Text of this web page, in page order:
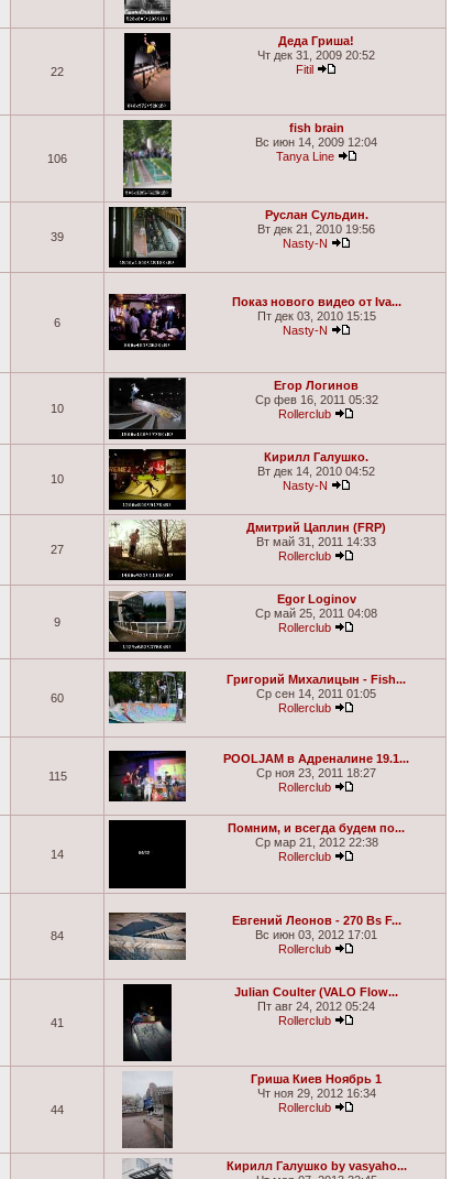
22
Деда Гриша!
Чт дек 31, 2009 20:52
Fitil
106
fish brain
Вс июн 14, 2009 12:04
Tanya Line
39
Руслан Сульдин.
Вт дек 21, 2010 19:56
Nasty-N
6
Показ нового видео от Iva...
Пт дек 03, 2010 15:15
Nasty-N
10
Егор Логинов
Ср фев 16, 2011 05:32
Rollerclub
10
Кирилл Галушко.
Вт дек 14, 2010 04:52
Nasty-N
27
Дмитрий Цаплин (FRP)
Вт май 31, 2011 14:33
Rollerclub
9
Egor Loginov
Ср май 25, 2011 04:08
Rollerclub
60
Григорий Михалицын - Fish...
Ср сен 14, 2011 01:05
Rollerclub
115
POOLJAM в Адреналине 19.1...
Ср ноя 23, 2011 18:27
Rollerclub
14
Помним, и всегда будем по...
Ср мар 21, 2012 22:38
Rollerclub
84
Евгений Леонов - 270 Bs F...
Вс июн 03, 2012 17:01
Rollerclub
41
Julian Coulter (VALO Flow...
Пт авг 24, 2012 05:24
Rollerclub
44
Гриша Киев Ноябрь 1
Чт ноя 29, 2012 16:34
Rollerclub
Кирилл Галушко by vasyaho...